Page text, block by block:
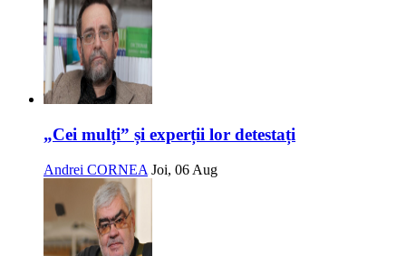
„Cei mulți” și experții lor detestați
Andrei CORNEA Joi, 06 Aug